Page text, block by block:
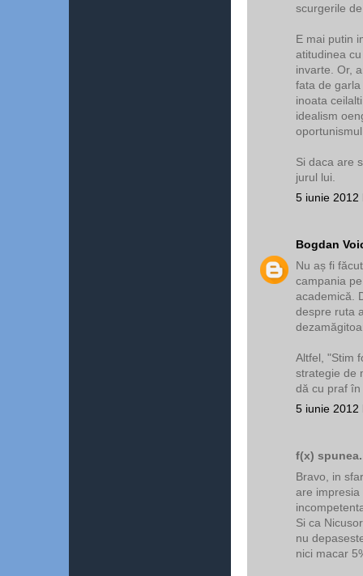
scurgerile
E mai putin
atitudinea
invarte. Or,
fata de
inoata
idealism
Si daca are
jurul lui.
5 iunie 2012
Bogdan
Nu aș fi
campania
academică.
despre ruta
Altfel, "Stim
strategie de
dă cu praf
5 iunie 2012
f(x)
Bravo, in
are
Si ca
nu
nici macar